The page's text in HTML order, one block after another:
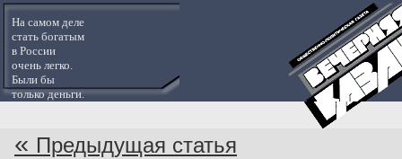
На самом деле
стать богатым
в России
очень легко.
Были бы
только деньги.
« Предыдущая статья